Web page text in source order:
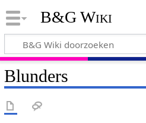
B&G Wiki
Blunders